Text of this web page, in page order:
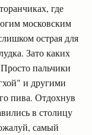
где
московским
острая для
Зато каких
пальчики
и другими
пива. Отдохнув
в столицу
самый